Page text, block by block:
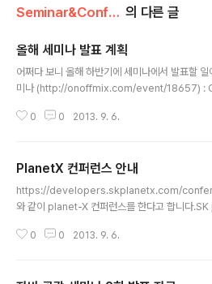
Seminar&Conference 의 다른 글
올해 세미나 발표 계획
어쩌다 보니 올해 하반기에 세미나에서 발표할
미나 (http://onoffmix.com/event/18657) :
0/14(월) Deview (http://deview.kr/2013/
0 0 2013. 9. 6.
PlanetX 컨퍼런스 안내
https://developers.skplanetx.com/
와 같이 planet-X 컨퍼런스를 한다고 합니다
은 신청하셔요 ~~~
0 0 2013. 9. 6.